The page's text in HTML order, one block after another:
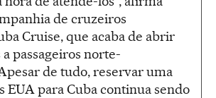
de cruzeiros
Cruise, que acaba de abrir
passageiros norte-
de tudo, reservar uma
EUA para Cuba continua sendo